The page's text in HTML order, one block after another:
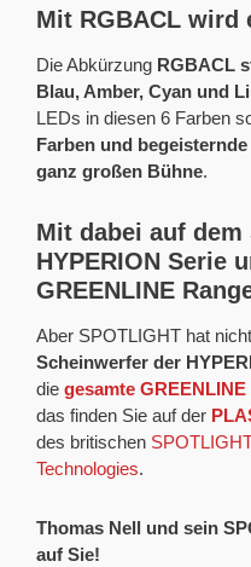
Mit RGBACL
Die Abkürzung RGBACL
Blau, Amber, Cyan und
LEDs in diesen 6 Farben
Farben und
ganz großen Bühne.
Mit dabei auf dem
HYPERION Serie
GREENLINE
Aber SPOTLIGHT hat
Scheinwerfer der
die gesamte GREENLINE
das finden Sie auf der
des britischen
Technologies.
Thomas Nell und sein
auf Sie!